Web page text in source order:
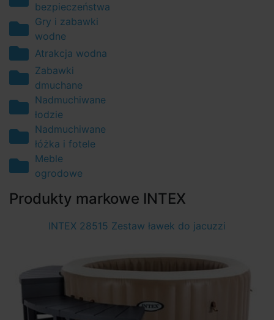
bezpieczeństwa
Gry i zabawki
wodne
Atrakcja wodna
Zabawki
dmuchane
Nadmuchiwane
łodzie
Nadmuchiwane
łóżka i fotele
Meble
ogrodowe
Produkty markowe INTEX
INTEX 28515 Zestaw ławek do jacuzzi